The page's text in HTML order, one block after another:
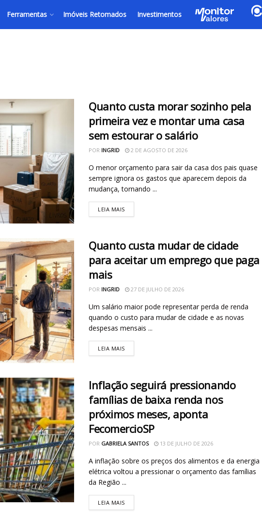
Ferramentas Imóveis Retomados Investimentos
Quanto custa morar sozinho pela
primeira vez e montar uma casa
sem estourar o salário
POR INGRID 2 DE AGOSTO DE 2026
O menor orçamento para sair da casa dos pais quase
sempre ignora os gastos que aparecem depois da
mudança, tornando ...
LEIA MAIS
Quanto custa mudar de cidade
para aceitar um emprego que paga
mais
POR INGRID 27 DE JULHO DE 2026
Um salário maior pode representar perda de renda
quando o custo para mudar de cidade e as novas
despesas mensais ...
LEIA MAIS
Inflação seguirá pressionando
famílias de baixa renda nos
próximos meses, aponta
FecomercioSP
POR GABRIELA SANTOS 13 DE JULHO DE 2026
A inflação sobre os preços dos alimentos e da energia
elétrica voltou a pressionar o orçamento das famílias
da Região ...
LEIA MAIS